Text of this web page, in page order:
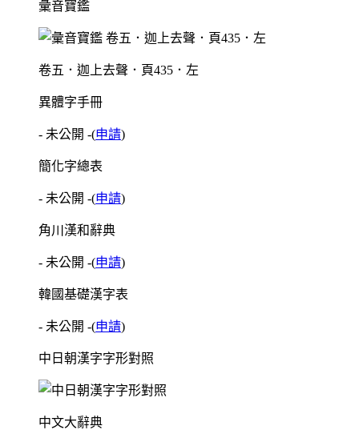
彙音寶鑑
卷五．迦上去聲．頁435．左
異體字手冊
- 未公開 -(申請)
簡化字總表
- 未公開 -(申請)
角川漢和辭典
- 未公開 -(申請)
韓國基礎漢字表
- 未公開 -(申請)
中日朝漢字字形對照
中文大辭典